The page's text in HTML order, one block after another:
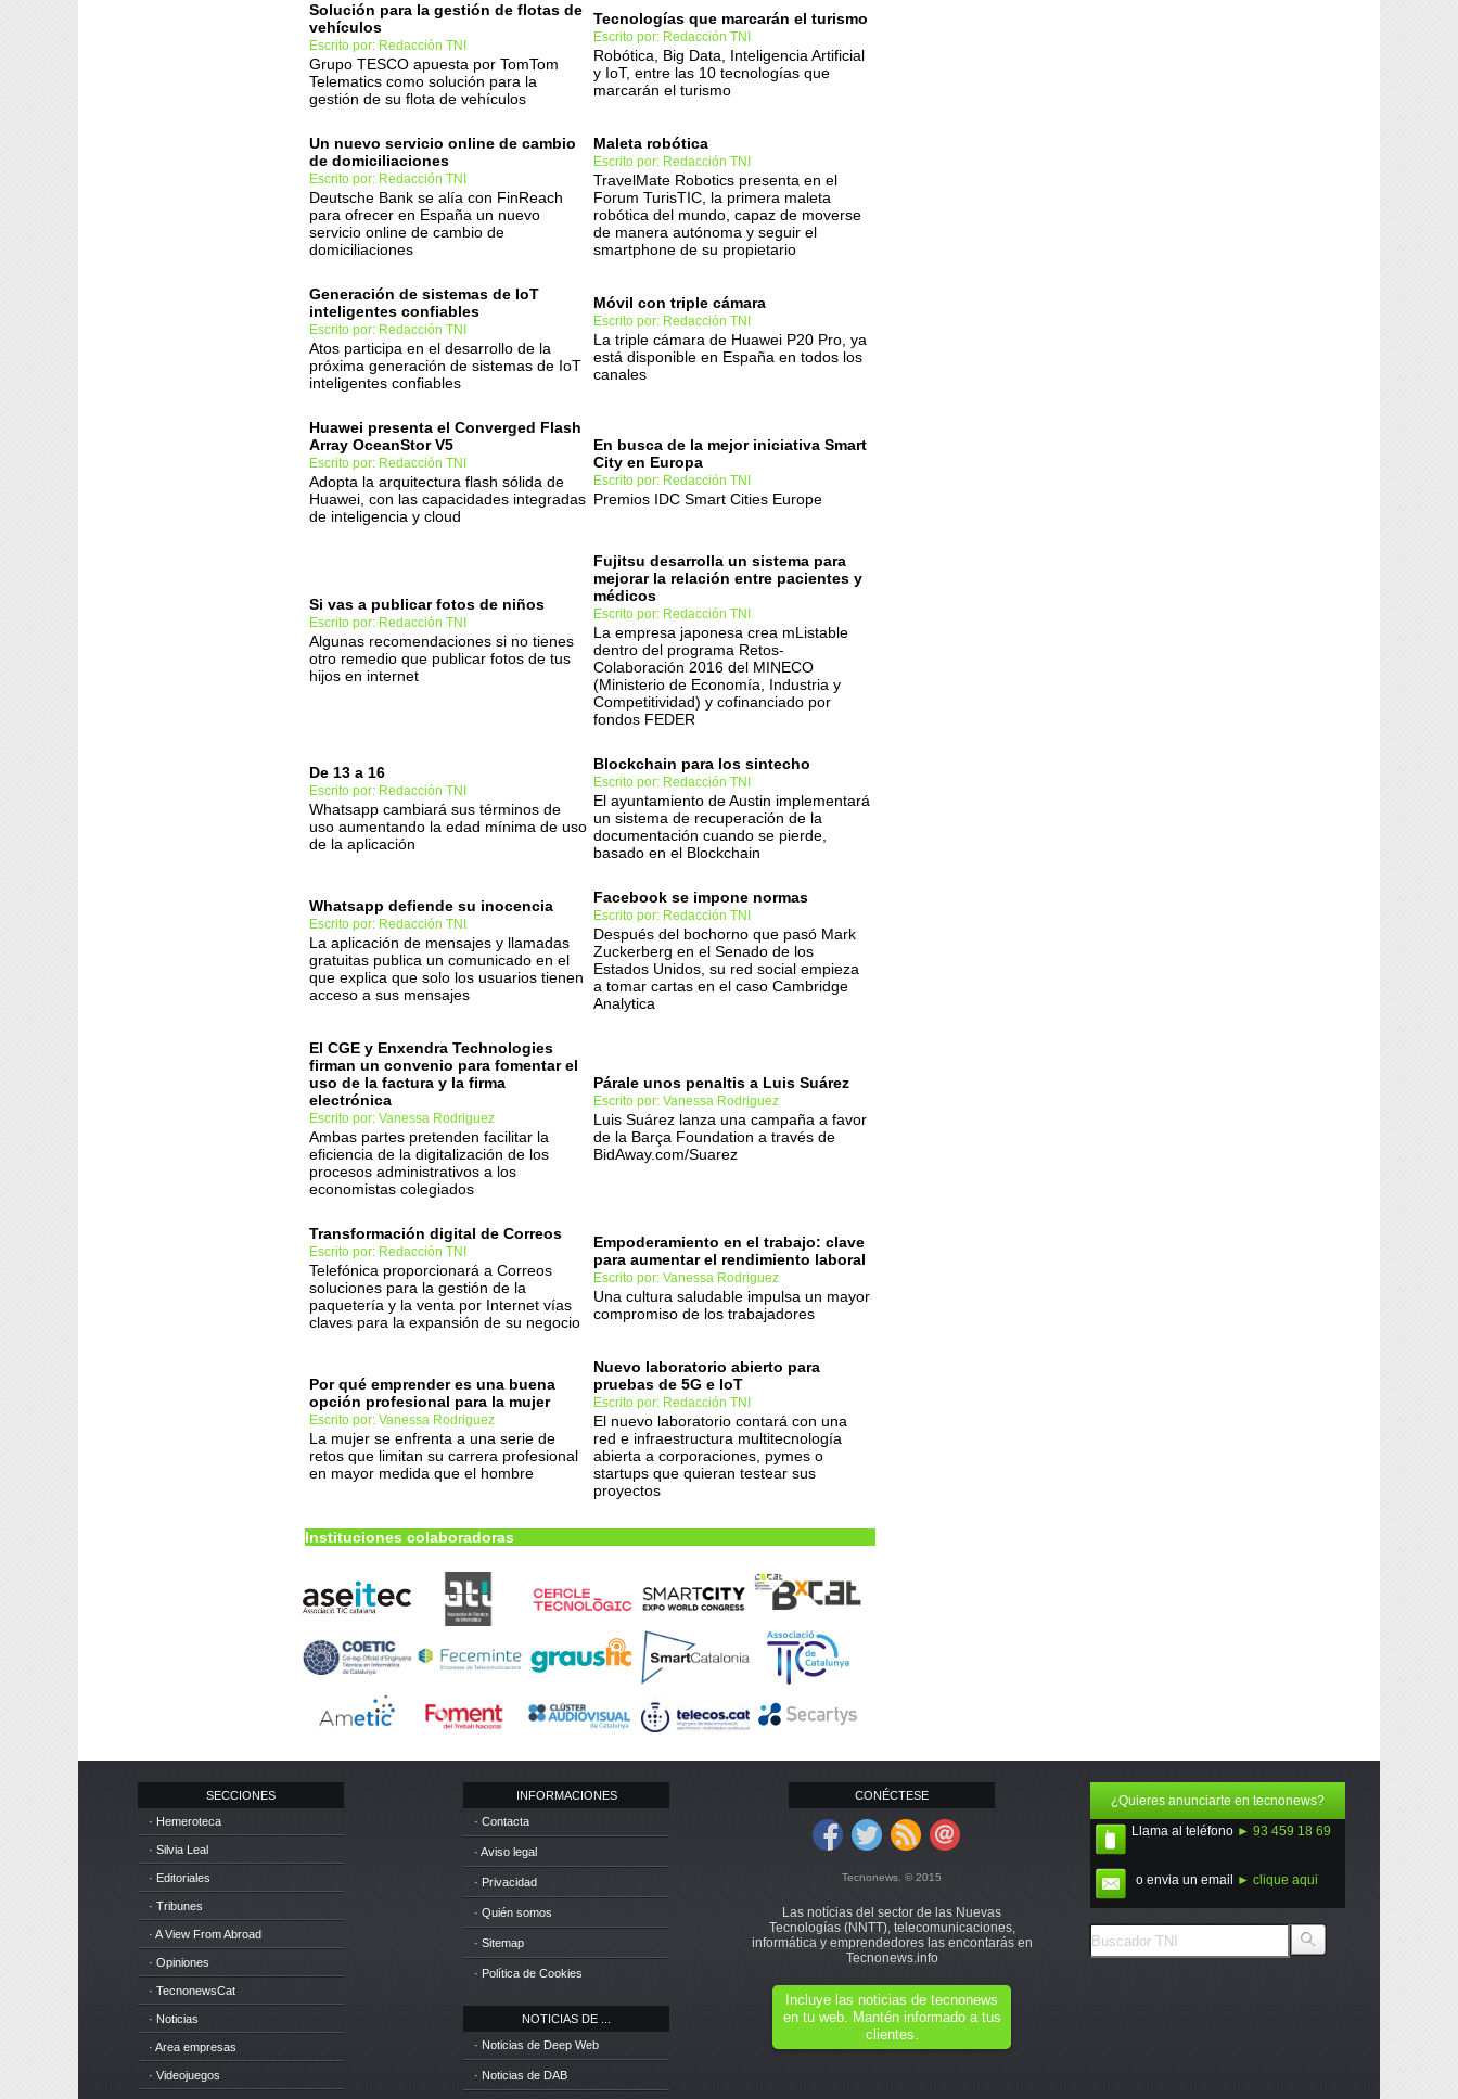
Solución para la gestión de flotas de
vehículos
Escrito por: Redacción TNI
Grupo TESCO apuesta por TomTom
Telematics como solución para la
gestión de su flota de vehículos
Tecnologías que marcarán el turismo
Escrito por: Redacción TNI
Robótica, Big Data, Inteligencia Artificial
y IoT, entre las 10 tecnologías que
marcarán el turismo
Un nuevo servicio online de cambio
de domiciliaciones
Escrito por: Redacción TNI
Deutsche Bank se alía con FinReach
para ofrecer en España un nuevo
servicio online de cambio de
domiciliaciones
Maleta robótica
Escrito por: Redacción TNI
TravelMate Robotics presenta en el
Forum TurisTIC, la primera maleta
robótica del mundo, capaz de moverse
de manera autónoma y seguir el
smartphone de su propietario
Generación de sistemas de IoT
inteligentes confiables
Escrito por: Redacción TNI
Atos participa en el desarrollo de la
próxima generación de sistemas de IoT
inteligentes confiables
Móvil con triple cámara
Escrito por: Redacción TNI
La triple cámara de Huawei P20 Pro, ya
está disponible en España en todos los
canales
Huawei presenta el Converged Flash
Array OceanStor V5
Escrito por: Redacción TNI
Adopta la arquitectura flash sólida de
Huawei, con las capacidades integradas
de inteligencia y cloud
En busca de la mejor iniciativa Smart
City en Europa
Escrito por: Redacción TNI
Premios IDC Smart Cities Europe
Si vas a publicar fotos de niños
Escrito por: Redacción TNI
Algunas recomendaciones si no tienes
otro remedio que publicar fotos de tus
hijos en internet
Fujitsu desarrolla un sistema para
mejorar la relación entre pacientes y
médicos
Escrito por: Redacción TNI
La empresa japonesa crea mListable
dentro del programa Retos-
Colaboración 2016 del MINECO
(Ministerio de Economía, Industria y
Competitividad) y cofinanciado por
fondos FEDER
De 13 a 16
Escrito por: Redacción TNI
Whatsapp cambiará sus términos de
uso aumentando la edad mínima de uso
de la aplicación
Blockchain para los sintecho
Escrito por: Redacción TNI
El ayuntamiento de Austin implementará
un sistema de recuperación de la
documentación cuando se pierde,
basado en el Blockchain
Whatsapp defiende su inocencia
Escrito por: Redacción TNI
La aplicación de mensajes y llamadas
gratuitas publica un comunicado en el
que explica que solo los usuarios tienen
acceso a sus mensajes
Facebook se impone normas
Escrito por: Redacción TNI
Después del bochorno que pasó Mark
Zuckerberg en el Senado de los
Estados Unidos, su red social empieza
a tomar cartas en el caso Cambridge
Analytica
El CGE y Enxendra Technologies
firman un convenio para fomentar el
uso de la factura y la firma
electrónica
Escrito por: Vanessa Rodriguez
Ambas partes pretenden facilitar la
eficiencia de la digitalización de los
procesos administrativos a los
economistas colegiados
Párale unos penaltis a Luis Suárez
Escrito por: Vanessa Rodriguez
Luis Suárez lanza una campaña a favor
de la Barça Foundation a través de
BidAway.com/Suarez
Transformación digital de Correos
Escrito por: Redacción TNI
Telefónica proporcionará a Correos
soluciones para la gestión de la
paquetería y la venta por Internet vías
claves para la expansión de su negocio
Empoderamiento en el trabajo: clave
para aumentar el rendimiento laboral
Escrito por: Vanessa Rodriguez
Una cultura saludable impulsa un mayor
compromiso de los trabajadores
Por qué emprender es una buena
opción profesional para la mujer
Escrito por: Vanessa Rodriguez
La mujer se enfrenta a una serie de
retos que limitan su carrera profesional
en mayor medida que el hombre
Nuevo laboratorio abierto para
pruebas de 5G e IoT
Escrito por: Redacción TNI
El nuevo laboratorio contará con una
red e infraestructura multitecnología
abierta a corporaciones, pymes o
startups que quieran testear sus
proyectos
Instituciones colaboradoras
SECCIONES
· Hemeroteca
· Silvia Leal
· Editoriales
· Tribunes
· A View From Abroad
· Opiniones
· TecnonewsCat
· Noticias
· Area empresas
· Videojuegos
INFORMACIONES
· Contacta
· Aviso legal
· Privacidad
· Quién somos
· Sitemap
· Política de Cookies
NOTICIAS DE ...
· Noticias de Deep Web
· Noticias de DAB
CONÉCTESE
Tecnonews. © 2015
Las notícias del sector de las Nuevas
Tecnologías (NNTT), telecomunicaciones,
informática y emprendedores las encontarás en
Tecnonews.info
Incluye las noticias de tecnonews
en tu web. Mantén informado a tus
clientes.
¿Quieres anunciarte en tecnonews?
Llama al teléfono ► 93 459 18 69
o envia un email ► clique aqui